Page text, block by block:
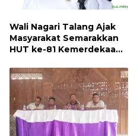
Wali Nagari Talang Ajak
Masyarakat Semarakkan
HUT ke-81 Kemerdekaan
Bendera Merah Putih